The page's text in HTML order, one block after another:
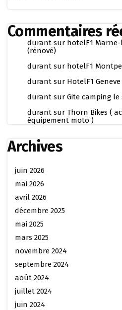
Commentaires
durant sur hotelF1
(rénové)
durant sur hotelF1
durant sur HotelF1
durant sur Gite camping
durant sur Thorn Bikes (
équipement moto )
Archives
juin 2026
mai 2026
avril 2026
décembre 2025
mai 2025
mars 2025
novembre 2024
septembre 2024
août 2024
juillet 2024
juin 2024